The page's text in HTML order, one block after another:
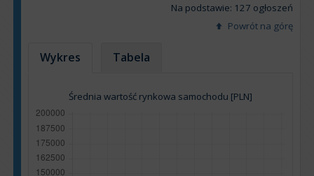
Na podstawie: 127 ogłoszeń
Powrót na górę
Wykres Tabela
Średnia wartość rynkowa samochodu [PLN]